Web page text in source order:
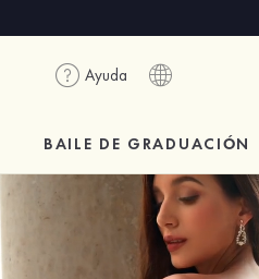
Ayuda
BAILE DE GRADUACIÓN